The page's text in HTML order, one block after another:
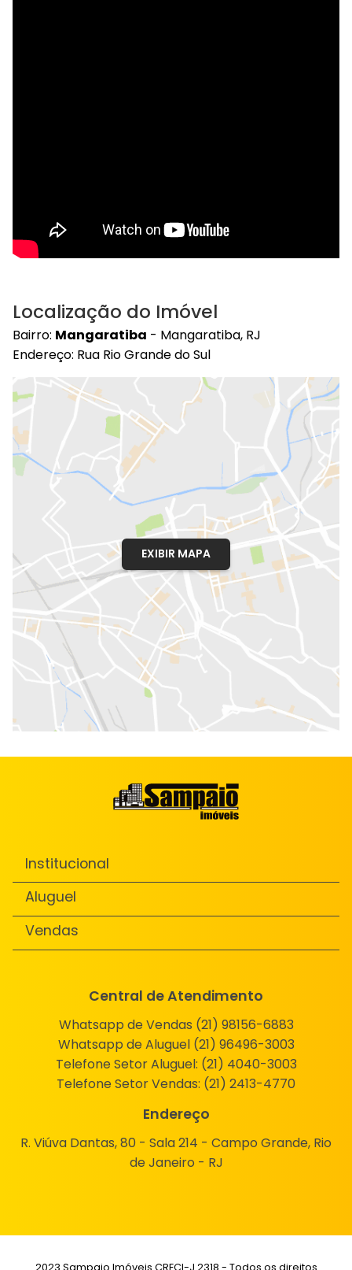
Localização do Imóvel
Bairro: Mangaratiba - Mangaratiba, RJ
Endereço: Rua Rio Grande do Sul
EXIBIR MAPA
Institucional
Aluguel
Vendas
Central de Atendimento
Whatsapp de Vendas (21) 98156-6883
Whatsapp de Aluguel (21) 96496-3003
Telefone Setor Aluguel: (21) 4040-3003
Telefone Setor Vendas: (21) 2413-4770
Endereço
R. Viúva Dantas, 80 - Sala 214 - Campo Grande, Rio
de Janeiro - RJ
2023 Sampaio Imóveis CRECI-J 2318 - Todos os direitos